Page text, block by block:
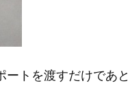
トを渡すだけであと